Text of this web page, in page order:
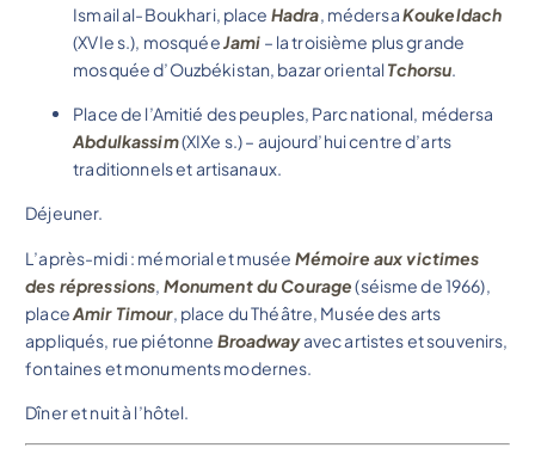
Ismail al-Boukhari, place Hadra, médersaKoukeldach
(XVIe s.), mosquéeJami – la troisième plus grande
mosquée d’Ouzbékistan, bazar orientalTchorsu.
Place de l’Amitié des peuples, Parc national, médersa
Abdulkassim(XIXe s.) – aujourd’hui centre d’arts
traditionnels et artisanaux.
Déjeuner.
L’après-midi : mémorial et musée Mémoire aux victimes
des répressions Monument du Courage(séisme de 1966),
placeAmir Timour, place du Théâtre, Musée des arts
appliqués, rue piétonne Broadwayavec artistes et souvenirs,
fontaines et monuments modernes.
Dîner et nuit à l’hôtel.